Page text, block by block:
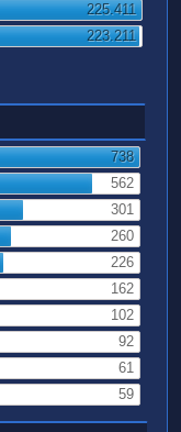
225.411
223.211
738
562
301
260
226
162
102
92
61
59